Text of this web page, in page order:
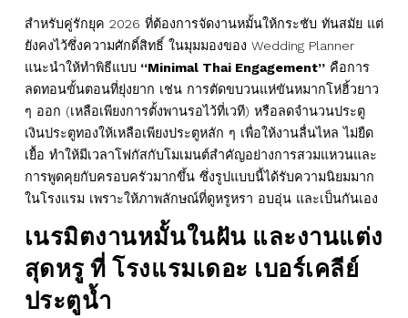
สำหรับคู่รักยุค 2026 ที่ต้องการจัดงานหมั้นให้กระชับ ทันสมัย แต่
ยังคงไว้ซึ่งความศักดิ์สิทธิ์ ในมุมมองของ Wedding Planner
แนะนำให้ทำพิธีแบบ“Minimal Thai Engagement”คือการ
ลดทอนขั้นตอนที่ยุ่งยาก เช่น การตัดขบวนแห่ขันหมากโห่ฮิ้วยาว
ๆ ออก (เหลือเพียงการตั้งพานรอไว้ที่เวที) หรือลดจำนวนประตู
เงินประตูทองให้เหลือเพียงประตูหลัก ๆ เพื่อให้งานลื่นไหล ไม่ยืด
เยื้อ ทำให้มีเวลาโฟกัสกับโมเมนต์สำคัญอย่างการสวมแหวนและ
การพูดคุยกับครอบครัวมากขึ้น ซึ่งรูปแบบนี้ได้รับความนิยมมาก
ในโรงแรม เพราะให้ภาพลักษณ์ที่ดูหรูหรา อบอุ่น และเป็นกันเอง
เนรมิตงานหมั้นในฝัน และงานแต่ง
สุดหรู ที่ โรงแรมเดอะ เบอร์เคลีย์
ประตูน้ำ